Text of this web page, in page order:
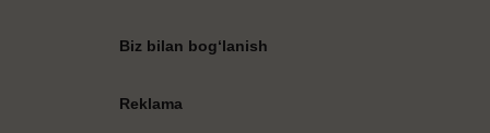
Biz bilan bog‘lanish
Reklama